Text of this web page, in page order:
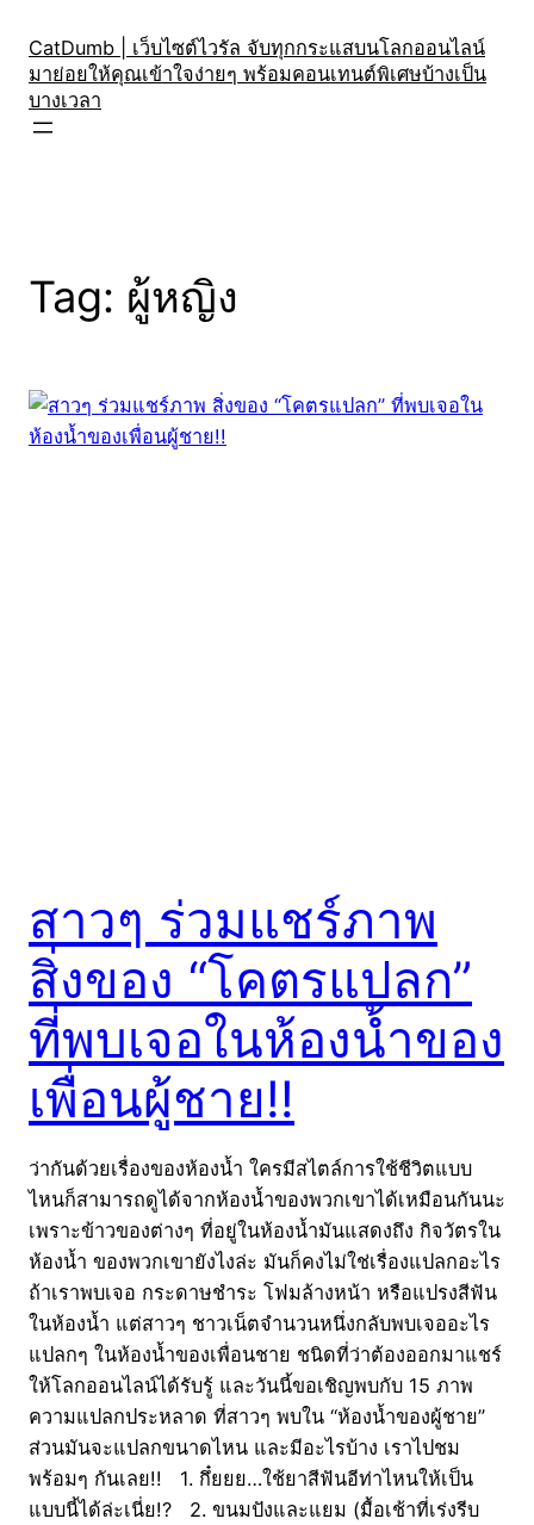
content
CatDumb | เว็บไซต์ไวรัล จับทุกกระแสบนโลกออนไลน์
มาย่อยให้คุณเข้าใจง่ายๆ พร้อมคอนเทนต์พิเศษบ้างเป็น
บางเวลา
Tag: ผู้หญิง
สาวๆ ร่วมแชร์ภาพ
สิ่งของ “โคตรแปลก”
ที่พบเจอในห้องน้ำของ
เพื่อนผู้ชาย!!
ว่ากันด้วยเรื่องของห้องน้ำ ใครมีสไตล์การใช้ชีวิตแบบ
ไหนก็สามารถดูได้จากห้องน้ำของพวกเขาได้เหมือนกันนะ
เพราะข้าวของต่างๆ ที่อยู่ในห้องน้ำมันแสดงถึง กิจวัตรใน
ห้องน้ำ ของพวกเขายังไงล่ะ มันก็คงไม่ใช่เรื่องแปลกอะไร
ถ้าเราพบเจอ กระดาษชำระ โฟมล้างหน้า หรือแปรงสีฟัน
ในห้องน้ำ แต่สาวๆ ชาวเน็ตจำนวนหนึ่งกลับพบเจออะไร
แปลกๆ ในห้องน้ำของเพื่อนชาย ชนิดที่ว่าต้องออกมาแชร์
ให้โลกออนไลน์ได้รับรู้ และวันนี้ขอเชิญพบกับ 15 ภาพ
ความแปลกประหลาด ที่สาวๆ พบใน “ห้องน้ำของผู้ชาย”
ส่วนมันจะแปลกขนาดไหน และมีอะไรบ้าง เราไปชม
พร้อมๆ กันเลย!! 1. กึ๋ยยย…ใช้ยาสีฟันอีท่าไหนให้เป็น
แบบนี้ได้ล่ะเนี่ย!? 2. ขนมปังและแยม (มื้อเช้าที่เร่งรีบ